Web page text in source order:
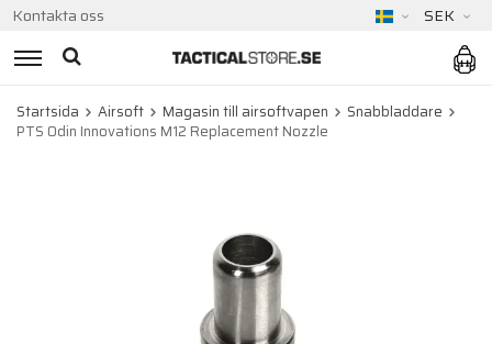
Kontakta oss SEK
Startsida Airsoft Magasin till airsoftvapen
Snabbladdare
PTS Odin Innovations M12 Replacement Nozzle